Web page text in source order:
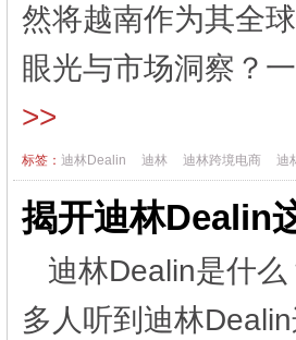
然将越南作为其全
眼光与市场洞察？
>>
标签： 迪林Dealin 迪林 迪林跨境电商 迪
揭开迪林Dealin
迪林Dealin是什么
多人听到迪林